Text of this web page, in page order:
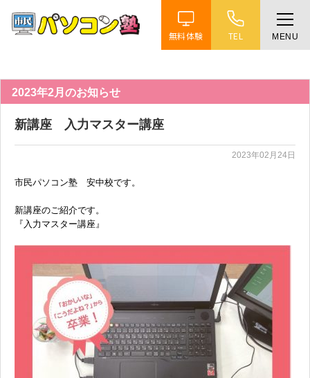
無料体験 TEL MENU
特徴
講座紹介
教室案内
受講までの流れ
よくある質問
無料体験に申し込む
2023年2月のお知らせ
新講座 入力マスター講座
2023年02月24日
市民パソコン塾 安中校です。
新講座のご紹介です。
『入力マスター講座』